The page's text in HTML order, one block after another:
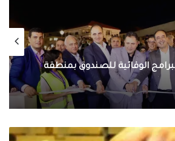
الوقائية للصندوق بمنطقة